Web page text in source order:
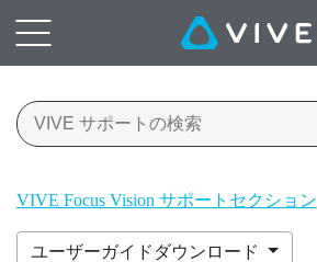
VIVE Focus Vision サポートセクション
ユーザーガイドダウンロード